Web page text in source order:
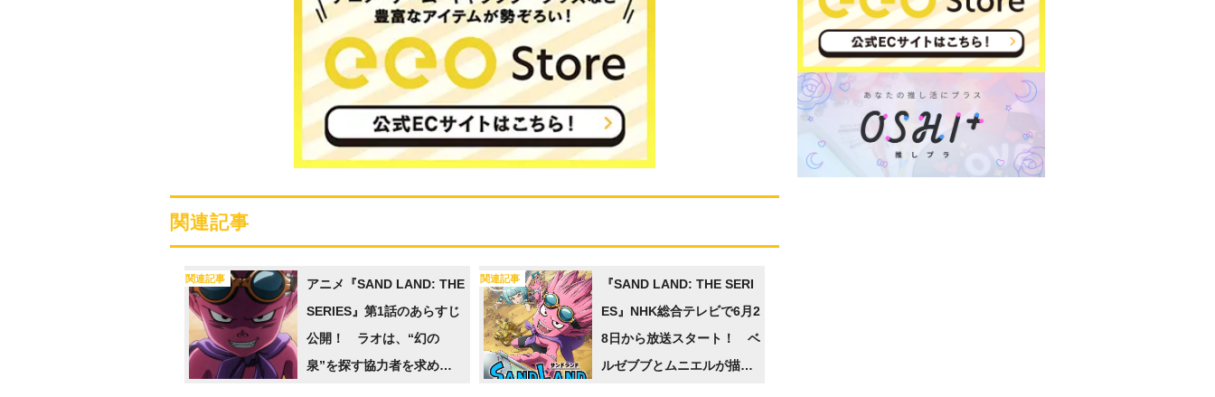
関連記事
関連記事
アニメ『SAND LAND: THE
SERIES』第1話のあらすじ
公開！ ラオは、“幻の
泉”を探す協力者を求め
関連記事
『SAND LAND: THE SERI
ES』NHK総合テレビで6月2
8日から放送スタート！ ベ
ルゼブブとムニエルが描か